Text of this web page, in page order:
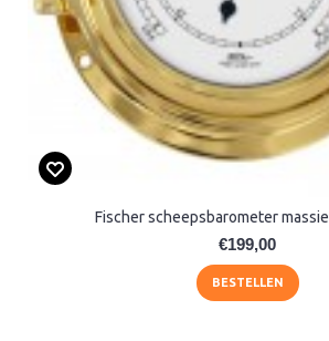
Fischer scheepsbarometer
€199,00
BESTELLEN